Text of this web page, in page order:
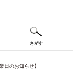
さがす
日のお知らせ】